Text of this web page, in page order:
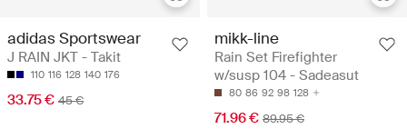
adidas Sportswear
J RAIN JKT - Takit
110 116 128 140 176
33.75 € 45 €
mikk-line
Rain Set Firefighter
w/susp 104 - Sadeasut
80 86 92 98 128
71.96 € 89.95 €